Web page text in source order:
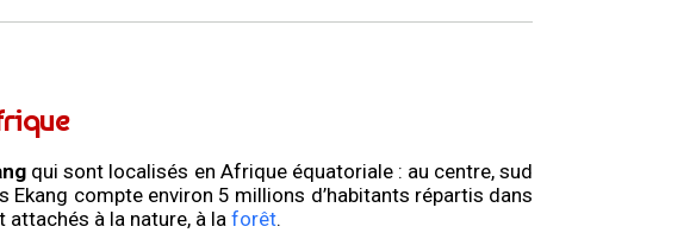
qui sont localisés en Afrique équatoriale : au centre, sud
Ekang compte environ 5 millions d’habitants répartis dans
à la nature, à la forêt.